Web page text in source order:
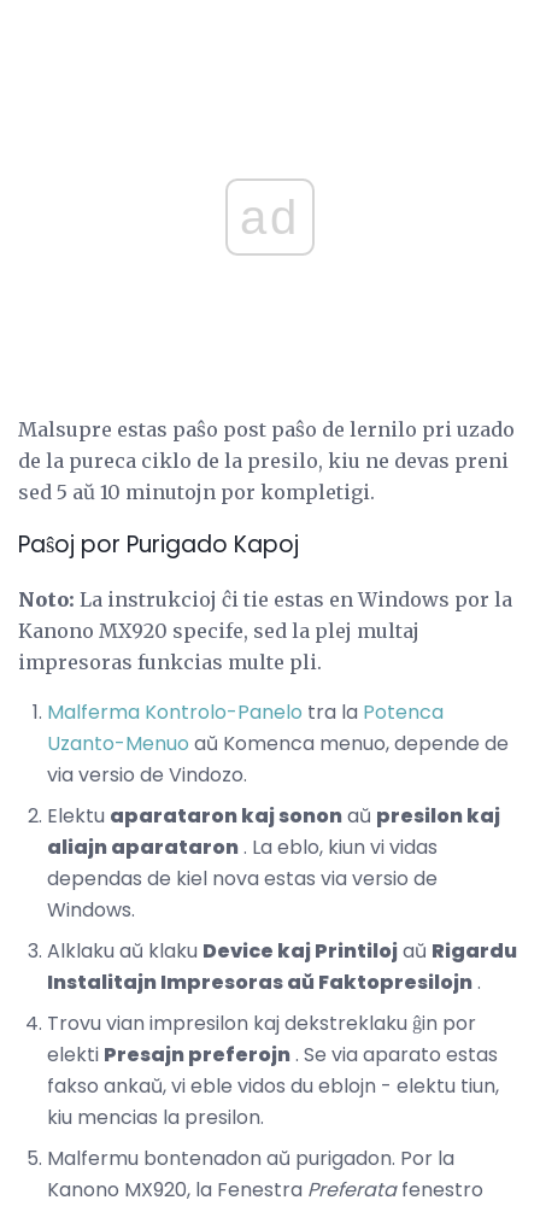
ad
Malsupre estas paŝo post paŝo de lernilo pri uzado
de la pureca ciklo de la presilo, kiu ne devas preni
sed 5 aŭ 10 minutojn por kompletigi.
Paŝoj por Purigado Kapoj
Noto: La instrukcioj ĉi tie estas en Windows por la
Kanono MX920 specife, sed la plej multaj
impresoras funkcias multe pli.
Malferma Kontrolo-Panelo tra la Potenca
Uzanto-Menuo aŭ Komenca menuo, depende de
via versio de Vindozo.
Elektu aparataron kaj sononaŭ presilon kaj
aliajn aparataron. La eblo, kiun vi vidas
dependas de kiel nova estas via versio de
Windows.
Alklaku aŭ klaku Device kaj Printilojaŭ Rigardu
Instalitajn Impresoras aŭ Faktopresilojn.
Trovu vian impresilon kaj dekstreklaku ĝin por
elekti Presajn preferojn. Se via aparato estas
fakso ankaŭ, vi eble vidos du eblojn - elektu tiun,
kiu mencias la presilon.
Malfermu bontenadon aŭ purigadon. Por la
Kanono MX920, la Fenestra Preferatafenestro